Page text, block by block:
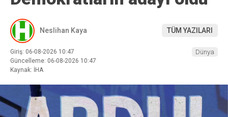
Neslihan Kaya TÜM YAZILARI
Giriş: 06-08-2026 10:47
Güncelleme: 06-08-2026 10:47
Kaynak: İHA
Dünya